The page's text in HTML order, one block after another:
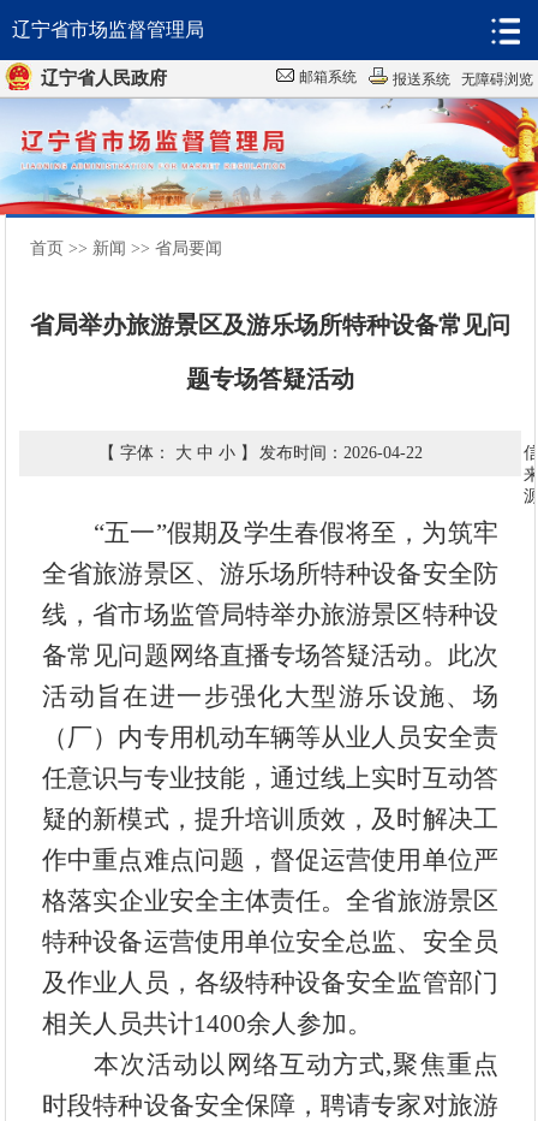
辽宁省人民政府 报送系统 无障碍浏览
邮箱系统
辽宁省市场监督管理局
首页
政务
数据
政府信息公开
依申请公开网页申请
首页 >> 新闻 >>省局要闻
省局举办旅游景区及游乐场所特种设备常见问
题专场答疑活动
发布时间：2026-04-22
【 字体： 大 中 小】
“五一”假期及学生春假将至，为筑牢
全省旅游景区、游乐场所特种设备安全防
线，省市场监管局特举办旅游景区特种设
备常见问题网络直播专场答疑活动。此次
活动旨在进一步强化大型游乐设施、场
（厂）内专用机动车辆等从业人员安全责
任意识与专业技能，通过线上实时互动答
疑的新模式，提升培训质效，及时解决工
作中重点难点问题，督促运营使用单位严
格落实企业安全主体责任。全省旅游景区
特种设备运营使用单位安全总监、安全员
及作业人员，各级特种设备安全监管部门
相关人员共计1400余人参加。
本次活动 以网络互动方式,聚焦重点
时段特种设备安全保障，聘请专家对旅游